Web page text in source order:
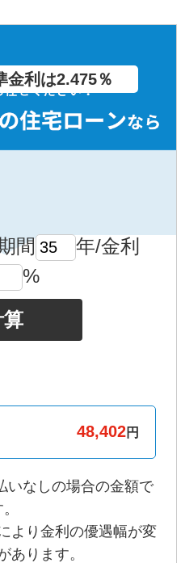
金利は2.475％
間
年/金利
%
算
円
なしの場合の金額で
より金利の優遇幅が変
あります。